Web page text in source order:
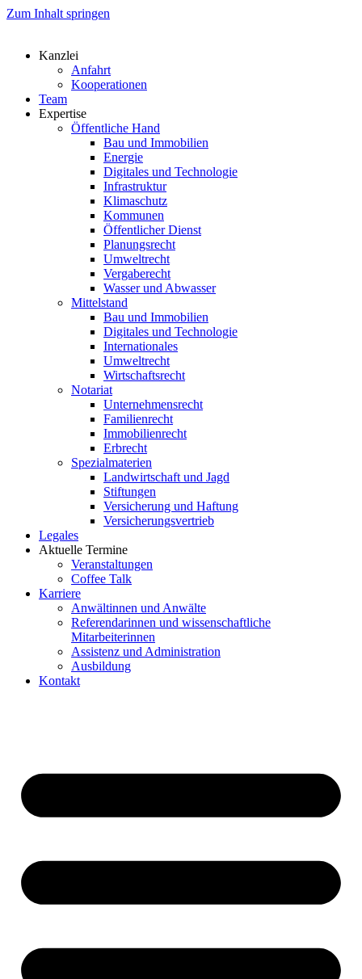
Zum Inhalt springen
Kanzlei
Anfahrt
Kooperationen
Team
Expertise
Öffentliche Hand
Bau und Immobilien
Energie
Digitales und Technologie
Infrastruktur
Klimaschutz
Kommunen
Öffentlicher Dienst
Planungsrecht
Umweltrecht
Vergaberecht
Wasser und Abwasser
Mittelstand
Bau und Immobilien
Digitales und Technologie
Internationales
Umweltrecht
Wirtschaftsrecht
Notariat
Unternehmensrecht
Familienrecht
Immobilienrecht
Erbrecht
Spezialmaterien
Landwirtschaft und Jagd
Stiftungen
Versicherung und Haftung
Versicherungsvertrieb
Legales
Aktuelle Termine
Veranstaltungen
Coffee Talk
Karriere
Anwältinnen und Anwälte
Referendarinnen und wissenschaftliche
Mitarbeiterinnen
Assistenz und Administration
Ausbildung
Kontakt